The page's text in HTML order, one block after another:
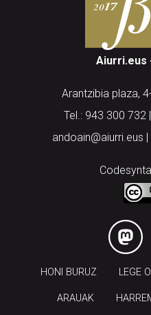
Aiurri.eus
Arantzibia plaza,
Tel.: 943 300 732
andoain@aiurri.eus
HONI BURUZ LEGE
ARAUAK